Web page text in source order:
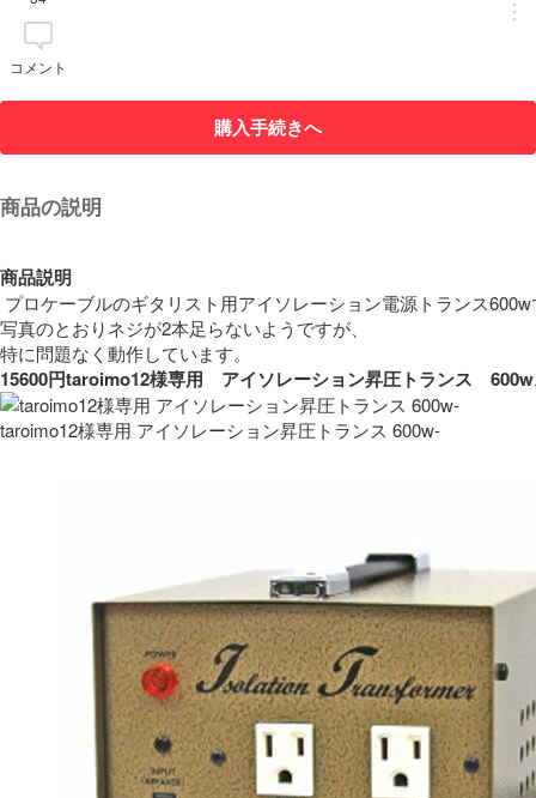
コメント
購入手続きへ
商品の説明
商品説明
プロケーブルのギタリスト用アイソレーション電源トランス
写真のとおりネジが2本足らないようですが、
15600円taroimo12様専用　アイソレーション昇圧トランス　
taroimo12様専用 アイソレーション昇圧トランス 600w-